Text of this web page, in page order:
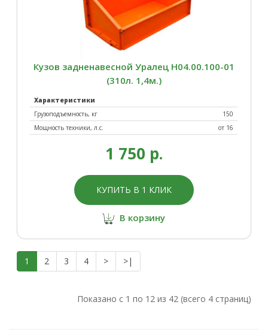
Кузов задненавесной Уралец Н04.00.100-01
(310л. 1,4м.)
Характеристики
Грузоподъемность, кг
150
Мощность техники, л.с.
от 16
1 750 р.
КУПИТЬ В 1 КЛИК
В корзину
1 2 3 4 > >|
Показано с 1 по 12 из 42 (всего 4 страниц)